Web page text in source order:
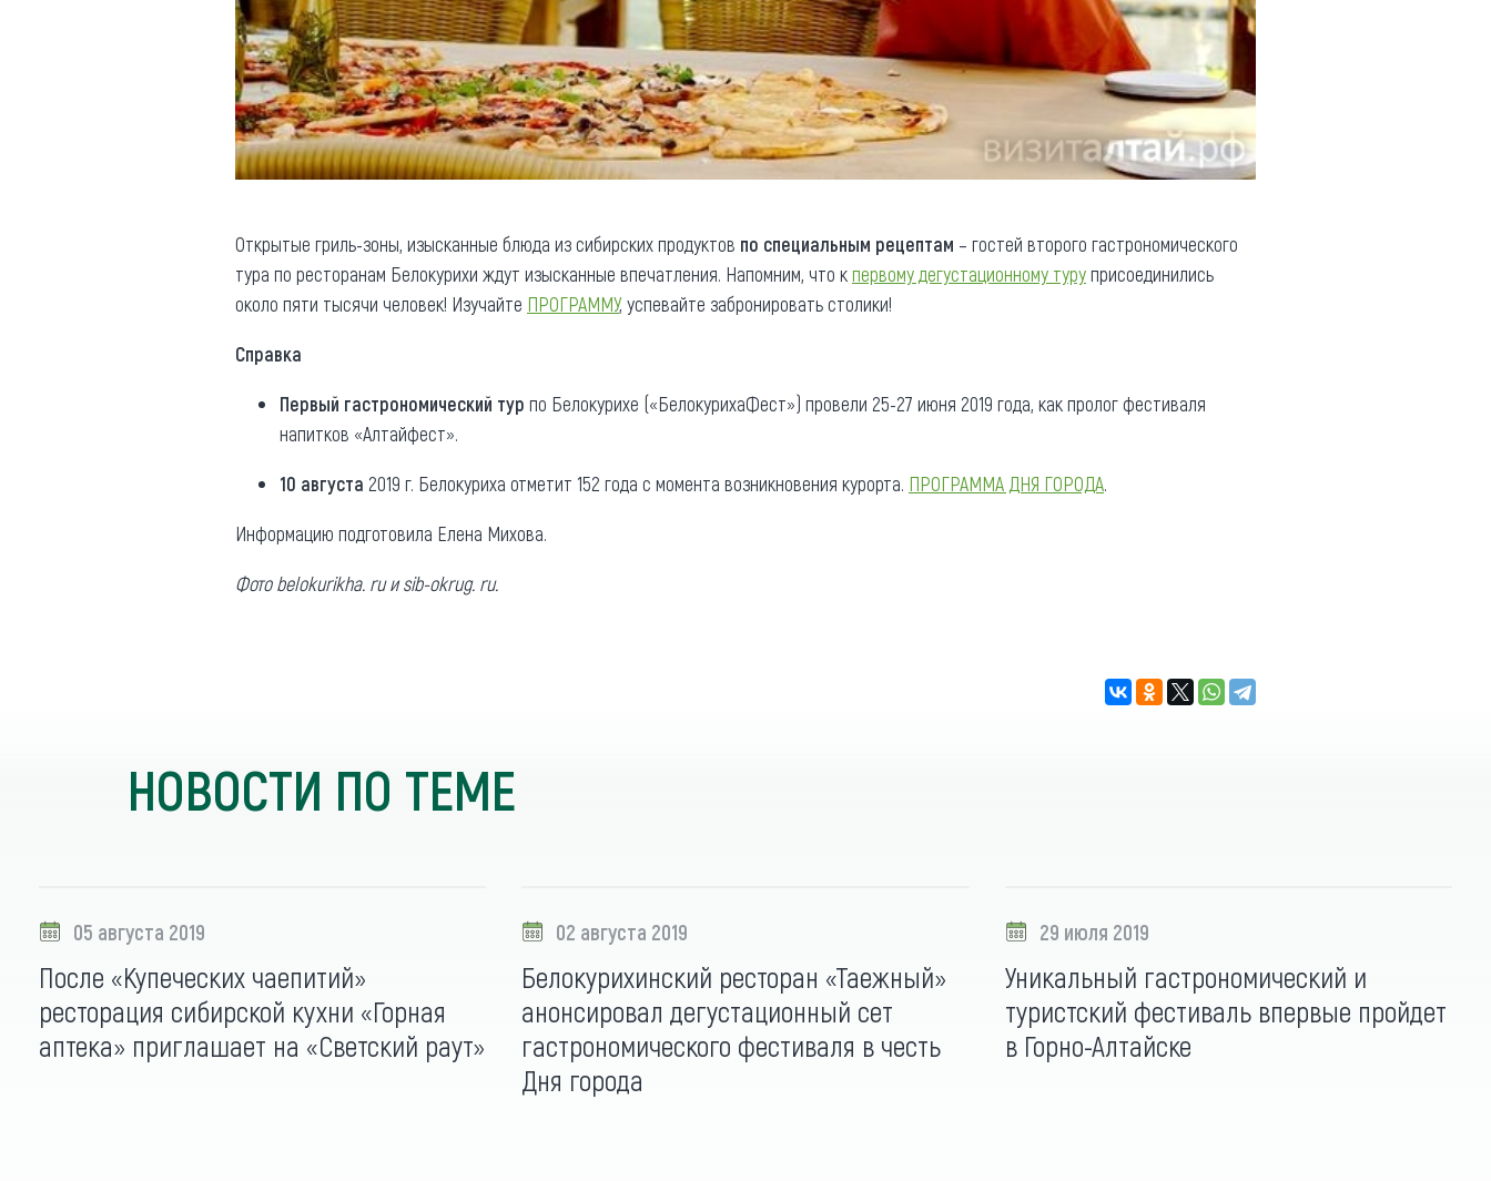
Открытые гриль-зоны, изысканные блюда из сибирских продуктов по специальным рецептам – гостей второго гастрономического
тура по ресторанам Белокурихи ждут изысканные впечатления. Напомним, что кпервому дегустационному туруприсоединились
около пяти тысячи человек! Изучайте ПРОГРАММУ, успевайте забронировать столики!
Справка
Первый гастрономический тур по Белокурихе («БелокурихаФест») провели 25-27 июня 2019 года, как пролог фестиваля
напитков «Алтайфест».
10 августа 2019 г. Белокуриха отметит 152 года с момента возникновения курорта. ПРОГРАММА ДНЯ ГОРОДА.
Информацию подготовила Елена Михова.
Фото belokurikha. ru и sib-okrug. ru.
НОВОСТИ ПО ТЕМЕ
05 августа 2019
После «Купеческих чаепитий»
ресторация сибирской кухни «Горная
аптека» приглашает на «Светский раут»
02 августа 2019
Белокурихинский ресторан «Таежный»
анонсировал дегустационный сет
гастрономического фестиваля в честь
Дня города
29 июля 2019
Уникальный гастрономический и
туристский фестиваль впервые пройдет
в Горно-Алтайске